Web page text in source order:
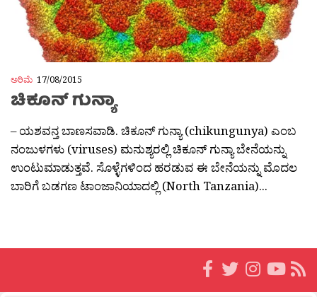
ಅರಿಮೆ 17/08/2015
ಚಿಕೂನ್ ಗುನ್ಯಾ
– ಯಶವನ್ತ ಬಾಣಸವಾಡಿ. ಚಿಕೂನ್ ಗುನ್ಯಾ (chikungunya) ಎಂಬ
ನಂಜುಳಗಳು (viruses) ಮನುಶ್ಯರಲ್ಲಿ ಚಿಕೂನ್ ಗುನ್ಯಾ ಬೇನೆಯನ್ನು
ಉಂಟುಮಾಡುತ್ತವೆ. ಸೊಳ್ಳೆಗಳಿಂದ ಹರಡುವ ಈ ಬೇನೆಯನ್ನು ಮೊದಲ
ಬಾರಿಗೆ ಬಡಗಣ ಟಾಂಜಾನಿಯಾದಲ್ಲಿ (North Tanzania)...